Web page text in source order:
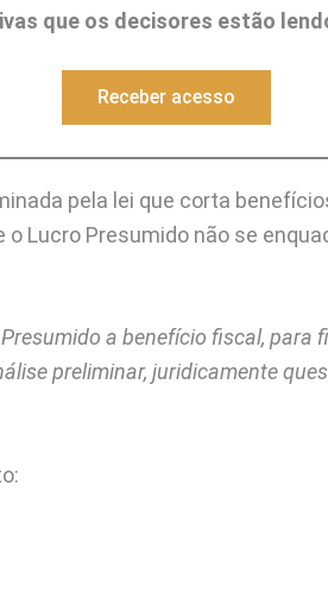
que os decisores estão
Receber acesso
pela lei que corta
o Lucro Presumido não se
a benefício fiscal, para
preliminar, juridicamente